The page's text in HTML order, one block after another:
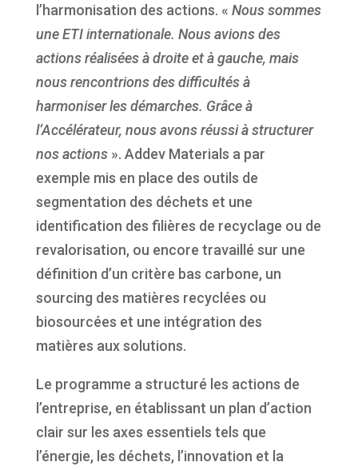
l’harmonisation des actions. « Nous sommes
une ETI internationale. Nous avions des
actions réalisées à droite et à gauche, mais
nous rencontrions des difficultés à
harmoniser les démarches. Grâce à
l’Accélérateur, nous avons réussi à structurer
nos actions». Addev Materials a par
exemple mis en place des outils de
segmentation des déchets et une
identification des filières de recyclage ou de
revalorisation, ou encore travaillé sur une
définition d’un critère bas carbone, un
sourcing des matières recyclées ou
biosourcées et une intégration des
matières aux solutions.
Le programme a structuré les actions de
l’entreprise, en établissant un plan d’action
clair sur les axes essentiels tels que
l’énergie, les déchets, l’innovation et la